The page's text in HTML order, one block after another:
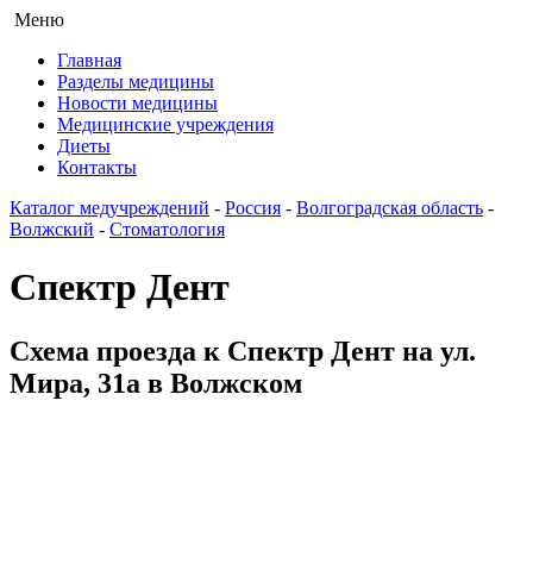
Меню
Главная
Разделы медицины
Новости медицины
Медицинские учреждения
Диеты
Контакты
Каталог медучреждений - Россия - Волгоградская область -
Волжский - Стоматология
Спектр Дент
Схема проезда к Спектр Дент на ул.
Мира, 31а в Волжском